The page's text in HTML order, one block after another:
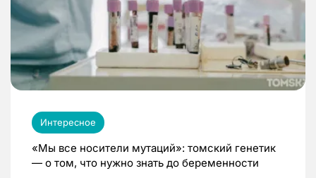
Интересное
«Мы все носители мутаций»: томский генетик
— о том, что нужно знать до беременности